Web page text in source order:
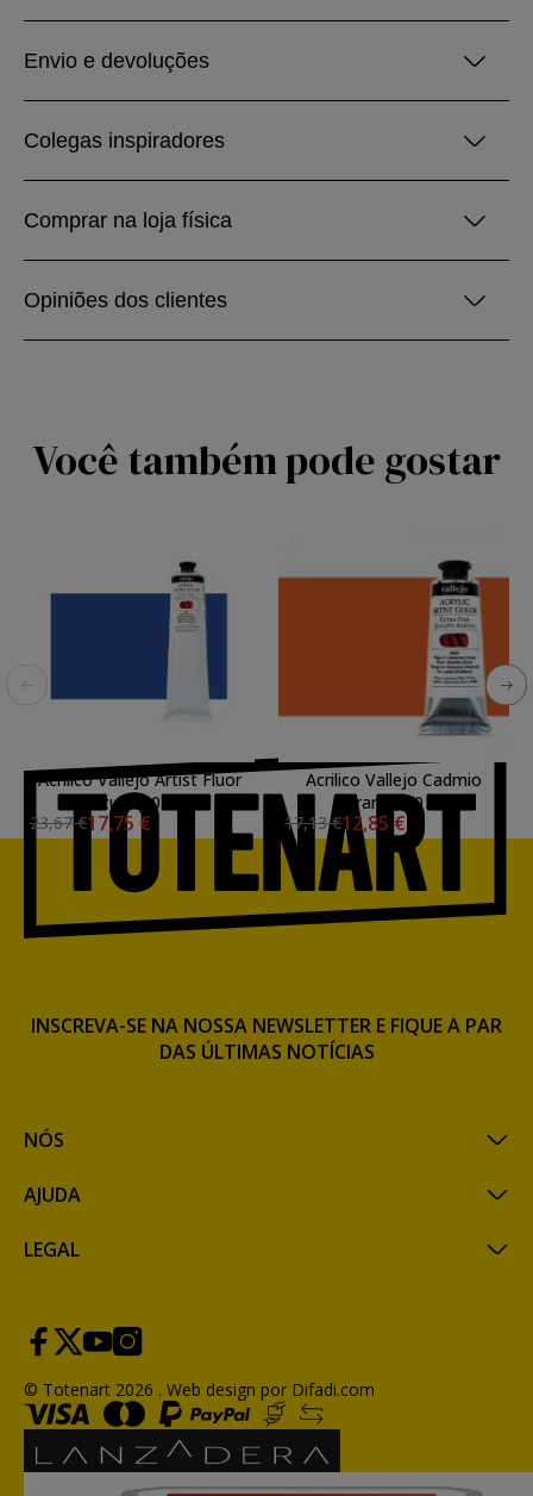
Envio e devoluções
Colegas inspiradores
Comprar na loja física
Opiniões dos clientes
Você também pode gostar
Acrilico Vallejo Artist Fluor
azul, 200 ml.
23,67 €17,75 €
Acrilico Vallejo Cadmio
Laranja, 60 ml.
17,13 €12,85 €
NÓS
AJUDA
LEGAL
INSCREVA-SE NA NOSSA NEWSLETTER E FIQUE A PAR
DAS ÚLTIMAS NOTÍCIAS
© Totenart 2026 . Web design por Difadi.com